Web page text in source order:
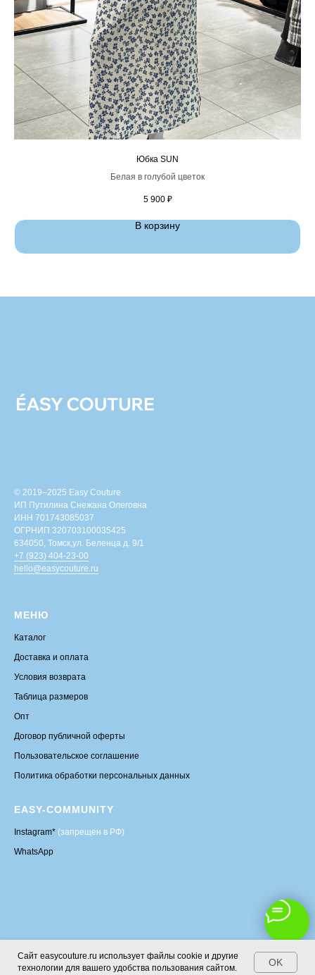
Юбка SUN
Белая в голубой цветок
5 900 ₽
В корзину
© 2019–2025 Easy Couture
ИП Путилина Снежана Олеговна
ИНН 701743085037
ОГРНИП 320703100035425
634050, Томск,ул. Беленца д. 9/1
+7 (923) 404-23-00
hello@easycouture.ru
МЕНЮ
Каталог
Доставка и оплата
Условия возврата
Таблица размеров
Опт
Договор публичной оферты
Пользовательское соглашение
Политика обработки персональных данных
EASY-COMMUNITY
Instagram* (запрещен в РФ)
WhatsApp
Сайт easycouture.ru использует файлы cookie и другие
технологии для вашего удобства пользования сайтом.
OK